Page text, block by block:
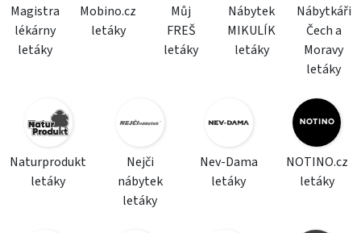
Magistra
lékárny
letáky
Mobino.cz
letáky
Můj
FREŠ
letáky
Nábytek
MIKULÍK
letáky
Nábytkáři
Čech a
Moravy
letáky
Naturprodukt
letáky
Nejči
nábytek
letáky
Nev-Dama
letáky
NOTINO.cz
letáky